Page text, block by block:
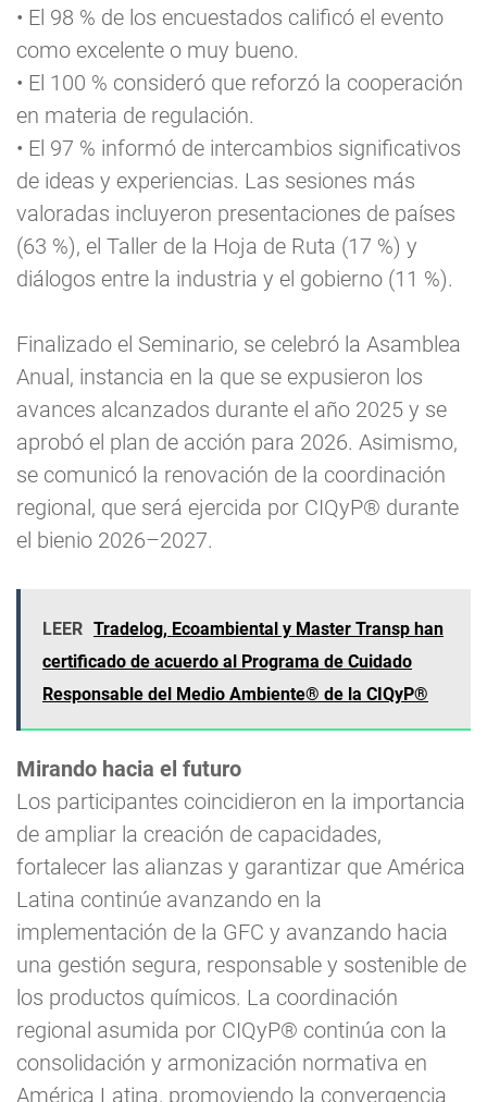
• El 98 % de los encuestados calificó el evento
como excelente o muy bueno.
• El 100 % consideró que reforzó la cooperación
en materia de regulación.
• El 97 % informó de intercambios significativos
de ideas y experiencias. Las sesiones más
valoradas incluyeron presentaciones de países
(63 %), el Taller de la Hoja de Ruta (17 %) y
diálogos entre la industria y el gobierno (11 %).
Finalizado el Seminario, se celebró la Asamblea
Anual, instancia en la que se expusieron los
avances alcanzados durante el año 2025 y se
aprobó el plan de acción para 2026. Asimismo,
se comunicó la renovación de la coordinación
regional, que será ejercida por CIQyP® durante
el bienio 2026–2027.
LEER Tradelog, Ecoambiental y Master Transp han
certificado de acuerdo al Programa de Cuidado
Responsable del Medio Ambiente® de la CIQyP®
Mirando hacia el futuro
Los participantes coincidieron en la importancia
de ampliar la creación de capacidades,
fortalecer las alianzas y garantizar que América
Latina continúe avanzando en la
implementación de la GFC y avanzando hacia
una gestión segura, responsable y sostenible de
los productos químicos. La coordinación
regional asumida por CIQyP® continúa con la
consolidación y armonización normativa en
América Latina, promoviendo la convergencia